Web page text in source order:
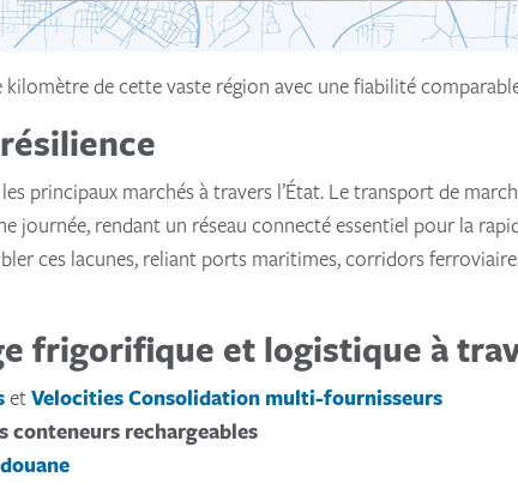
de cette vaste région avec une fiabilité
principaux marchés à travers l’État. Le transport de
journée, rendant un réseau connecté essentiel pour la
ces lacunes, reliant ports maritimes, corridors
frigorifique et logistique à
etVelocities Consolidation multi-fournisseurs
conteneurs rechargeables